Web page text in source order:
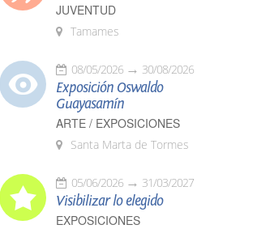
JUVENTUD
Tamames
08/05/2026 30/08/2026
Exposición Oswaldo
Guayasamín
ARTE / EXPOSICIONES
Santa Marta de Tormes
05/06/2026 31/03/2027
Visibilizar lo elegido
EXPOSICIONES